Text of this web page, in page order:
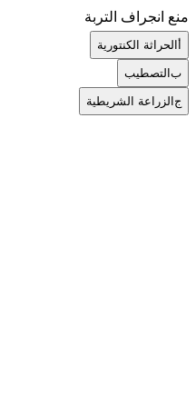
منع انجراف التربة
الحراثة الكنتورية
بالتصطيب
جالزراعة الشريطية